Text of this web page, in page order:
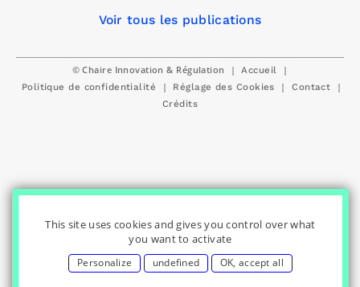
Voir tous les publications
© Chaire Innovation & Régulation | Accueil |
Politique de confidentialité | Réglage des Cookies | Contact |
Crédits
This site uses cookies and gives you control over what
you want to activate
Personalize undefined OK, accept all